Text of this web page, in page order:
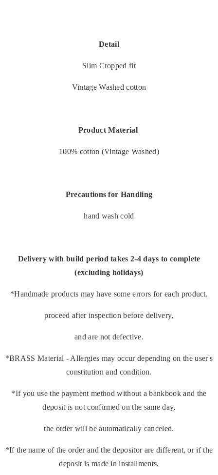
Detail
Slim Cropped fit
Vintage Washed cotton
Product Material
100% cotton (Vintage Washed)
Precautions for Handling
hand wash cold
Delivery with build period takes 2-4 days to complete
(excluding holidays)
*Handmade products may have some errors for each product,
proceed after inspection before delivery,
and are not defective.
*BRASS Material - Allergies may occur depending on the user's
constitution and condition.
*If you use the payment method without a bankbook and the
deposit is not confirmed on the same day,
the order will be automatically canceled.
*If the name of the order and the depositor are different, or if the
deposit is made in installments,